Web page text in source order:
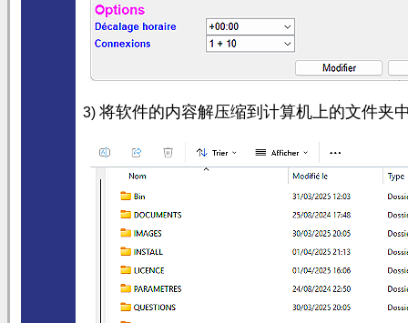
3) 将软件的内容解压缩到计算机上的文件夹